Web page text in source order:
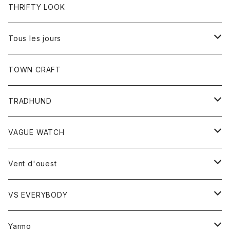
コート
トップス
Tシャツ
THRIFTY LOOK
Tous les jours
トップス
レディース
カットソー
TOWN CRAFT
TRADHUND
セーター
ベスト
VAGUE WATCH
時計
Vent d'ouest
ボトム
スカート
トップス
VS EVERYBODY
トップス
Yarmo